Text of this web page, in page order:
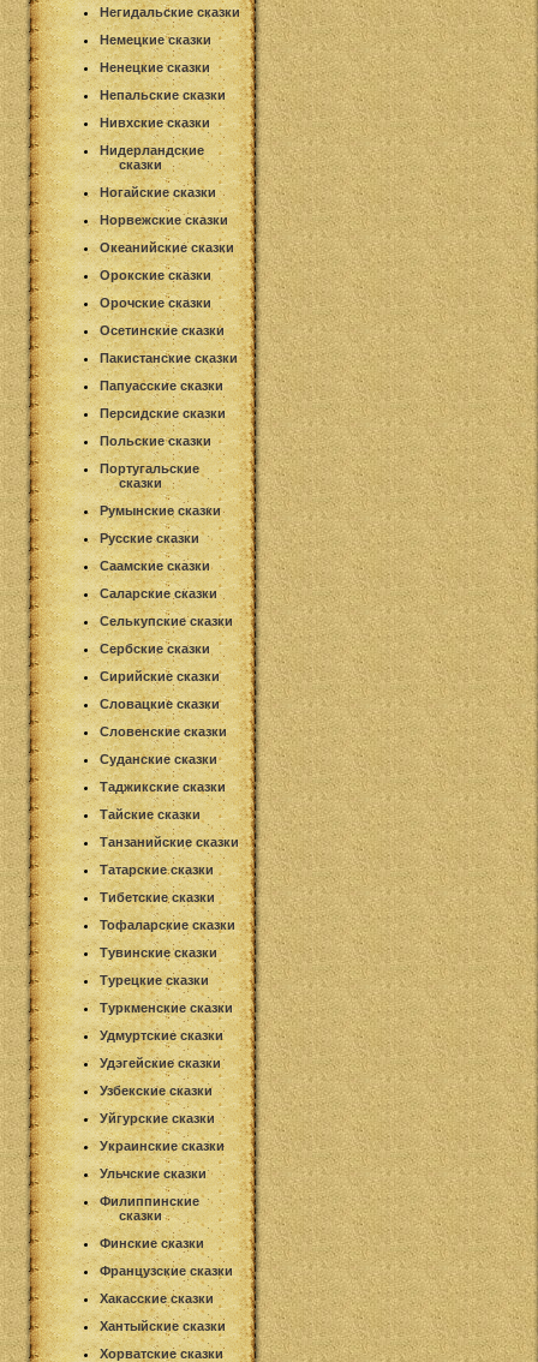
Негидальские сказки
Немецкие сказки
Ненецкие сказки
Непальские сказки
Нивхские сказки
Нидерландские
сказки
Ногайские сказки
Норвежские сказки
Океанийские сказки
Орокские сказки
Орочские сказки
Осетинские сказки
Пакистанские сказки
Папуасские сказки
Персидские сказки
Польские сказки
Португальские
сказки
Румынские сказки
Русские сказки
Саамские сказки
Саларские сказки
Селькупские сказки
Сербские сказки
Сирийские сказки
Словацкие сказки
Словенские сказки
Суданские сказки
Таджикские сказки
Тайские сказки
Танзанийские сказки
Татарские сказки
Тибетские сказки
Тофаларские сказки
Тувинские сказки
Турецкие сказки
Туркменские сказки
Удмуртские сказки
Удэгейские сказки
Узбекские сказки
Уйгурские сказки
Украинские сказки
Ульчские сказки
Филиппинские
сказки
Финские сказки
Французские сказки
Хакасские сказки
Хантыйские сказки
Хорватские сказки